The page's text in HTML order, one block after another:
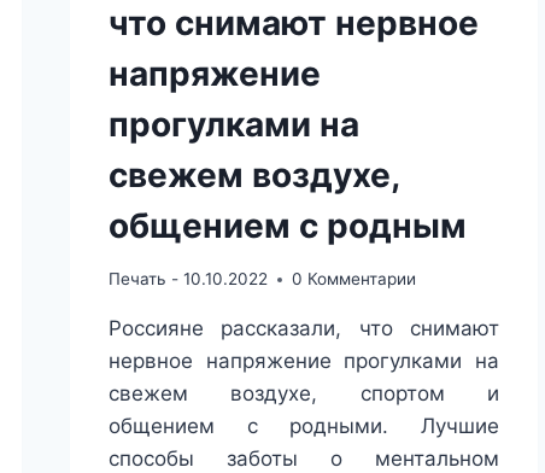
что снимают нервное
напряжение
прогулками на
свежем воздухе,
общением с родным
Печать - 10.10.2022 0 Комментарии
Россияне рассказали, что снимают
нервное напряжение прогулками на
свежем воздухе, спортом и
общением с родными. Лучшие
способы заботы о ментальном